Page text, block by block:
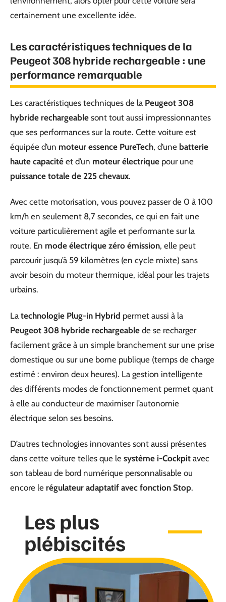
certainement une excellente idée.
Les caractéristiques techniques de la
Peugeot 308 hybride rechargeable : une
performance remarquable
Les caractéristiques techniques de la Peugeot 308
hybride rechargeable sont tout aussi impressionnantes
que ses performances sur la route. Cette voiture est
équipée d’un moteur essence PureTech, d’une batterie
haute capacité et d’un moteur électrique pour une
puissance totale de 225 chevaux.
Avec cette motorisation, vous pouvez passer de 0 à 100
km/h en seulement 8,7 secondes, ce qui en fait une
voiture particulièrement agile et performante sur la
route. En mode électrique zéro émission, elle peut
parcourir jusqu’à 59 kilomètres (en cycle mixte) sans
avoir besoin du moteur thermique, idéal pour les trajets
urbains.
La technologie Plug-in Hybrid permet aussi à la
Peugeot 308 hybride rechargeable de se recharger
facilement grâce à un simple branchement sur une prise
domestique ou sur une borne publique (temps de charge
estimé : environ deux heures). La gestion intelligente
des différents modes de fonctionnement permet quant
à elle au conducteur de maximiser l’autonomie
électrique selon ses besoins.
D’autres technologies innovantes sont aussi présentes
dans cette voiture telles que le système i-Cockpit avec
son tableau de bord numérique personnalisable ou
encore le régulateur adaptatif avec fonction Stop.
Les plus
plébiscités